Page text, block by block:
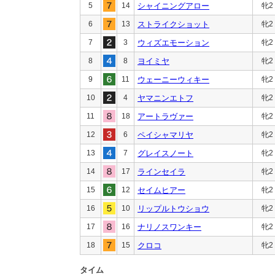
5 14 シャイニングアロー 牝2
6 13 ストライクショット 牝2
7 3 ウィズエモーション 牝2
8 8 ヨイミヤ 牝2
9 11 ウェーニーウィキー 牝2
10 4 ヤマニンエトフ 牝2
11 18 アートラヴァー 牝2
12 6 ペイシャマリヤ 牝2
13 7 グレイスノート 牝2
14 17 ラインセイラ 牝2
15 12 セイムヒアー 牝2
16 10 リップルトウショウ 牝2
17 16 ナリノスワンキー 牝2
18 15 クロコ 牝2
タイム